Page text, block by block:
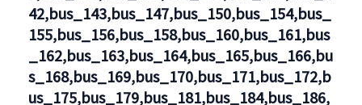
42,bus_143,bus_147,bus_150,bus_154,bus_
155,bus_156,bus_158,bus_160,bus_161,bus
_162,bus_163,bus_164,bus_165,bus_166,bu
s_168,bus_169,bus_170,bus_171,bus_172,b
us_175,bus_179,bus_181,bus_184,bus_186,